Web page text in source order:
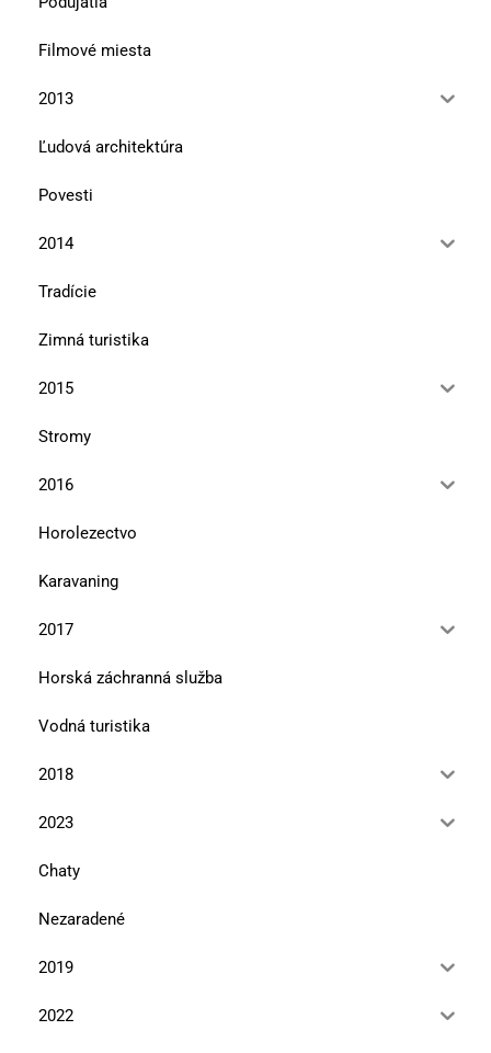
Filmové miesta
2013
Ľudová architektúra
Povesti
2014
Tradície
Zimná turistika
2015
Stromy
2016
Horolezectvo
Karavaning
2017
Horská záchranná služba
Vodná turistika
2018
2023
Chaty
Nezaradené
2019
2022